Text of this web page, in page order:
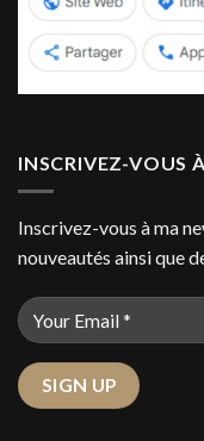
INSCRIVEZ-VOUS
Inscrivez-vous à ma
nouveautés ainsi que